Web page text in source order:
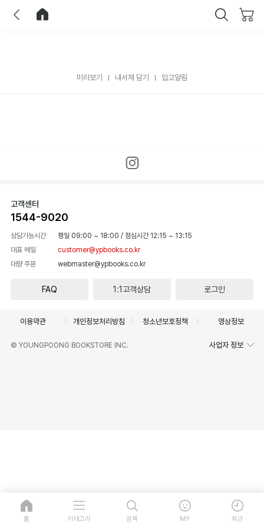
미리보기 내서재 담기 입고알림
고객센터
1544-9020
상담가능시간 평일 09:00 ~ 18:00 / 점심시간 12:15 ~ 13:15
대표 메일
customer@ypbooks.co.kr
대량 주문
webmaster@ypbooks.co.kr
FAQ 1:1고객상담 로그인
이용약관 개인정보처리방침 청소년보호정책 영상정보
© YOUNGPOONG BOOKSTORE INC. 사업자 정보
홈 카테고리 검색 MY 최근